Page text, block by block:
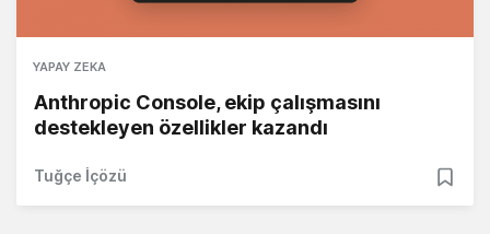
YAPAY ZEKA
Anthropic Console, ekip çalışmasını
destekleyen özellikler kazandı
Tuğçe İçözü